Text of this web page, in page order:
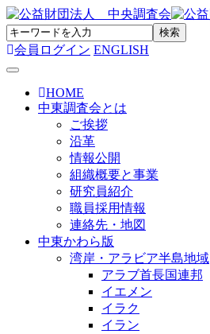
会員ログイン ENGLISH
Toggle navigation
HOME
中東調査会とは
ご挨拶
沿革
情報公開
組織概要と事業
研究員紹介
職員採用情報
連絡先・地図
中東かわら版
湾岸・アラビア半島地域
アラブ首長国連邦
イエメン
イラク
イラン